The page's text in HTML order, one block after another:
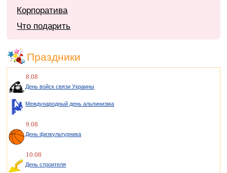
Корпоратива
Что подарить
Праздники
8.08
День войск связи Украины
Международный день альпинизма
9.08
День физкультурника
10.08
День строителя